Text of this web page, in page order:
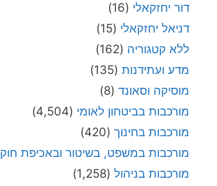
דור יחזקאלי (16)
דניאל יחזקאלי (15)
ללא קטגוריה (162)
מדע ועתידנות (135)
מוסיקה וסאונד (8)
מורכבות בביטחון לאומי (4,504)
מורכבות בחינוך (420)
מורכבות במשפט, בשיטור ובאכיפת חוק
מורכבות בניהול (1,258)